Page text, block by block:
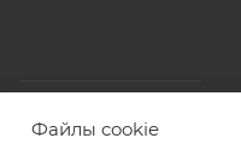
Файлы cookie